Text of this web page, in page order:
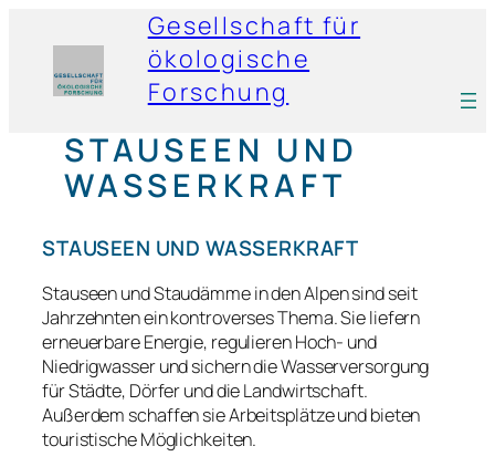
Gesellschaft für
ökologische
Forschung
STAUSEEN UND
WASSERKRAFT
STAUSEEN UND WASSERKRAFT
Stauseen und Staudämme in den Alpen sind seit
Jahrzehnten ein kontroverses Thema. Sie liefern
erneuerbare Energie, regulieren Hoch- und
Niedrigwasser und sichern die Wasserversorgung
für Städte, Dörfer und die Landwirtschaft.
Außerdem schaffen sie Arbeitsplätze und bieten
touristische Möglichkeiten.